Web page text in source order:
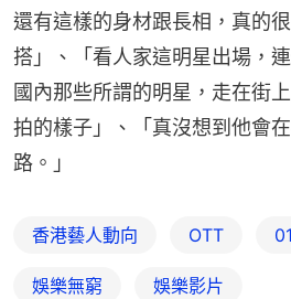
還有這樣的身材跟長相，真的
搭」、「看人家這明星出場，
國內那些所謂的明星，走在街
拍的樣子」、「真沒想到他會
路。」
香港藝人動向 OTT
娛樂無窮 娛樂影片